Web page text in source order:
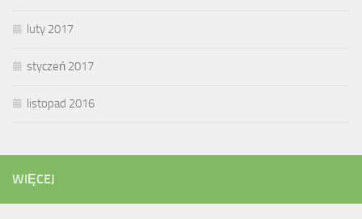
luty 2017
styczeń 2017
listopad 2016
WIĘCEJ